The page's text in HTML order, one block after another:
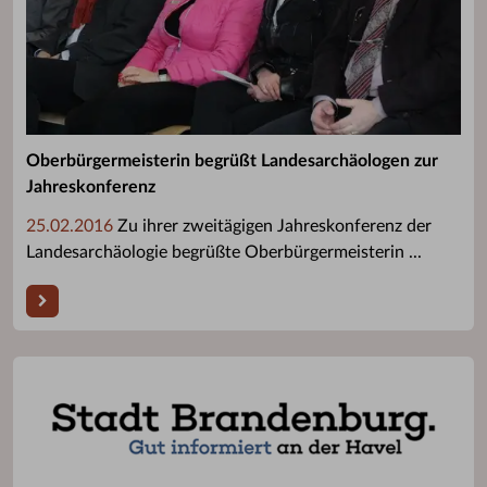
Oberbürgermeisterin begrüßt Landesarchäologen zur
Jahreskonferenz
25.02.2016 Zu ihrer zweitägigen Jahreskonferenz der
Landesarchäologie begrüßte Oberbürgermeisterin ...